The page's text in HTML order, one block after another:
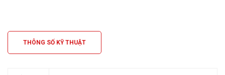
THÔNG SỐ KỸ THUẬT